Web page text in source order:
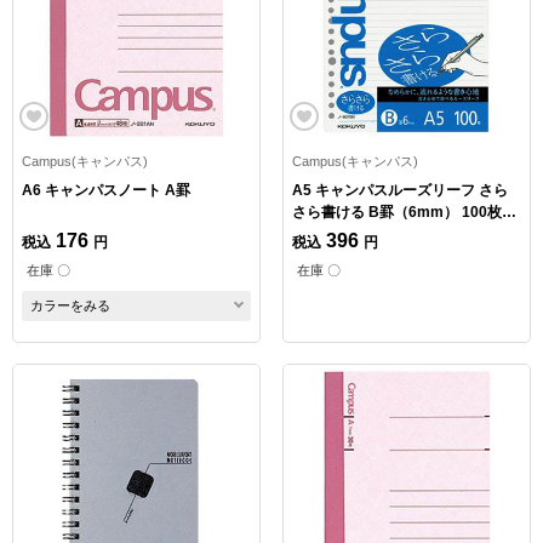
Campus(キャンパス)
A6 キャンパスノート A罫
税込 176 円
在庫 〇
カラーをみる
Campus(キャンパス)
A5 キャンパスルーズリーフ さら
さら書ける B罫（6mm） 100枚
20穴
税込 396 円
在庫 〇